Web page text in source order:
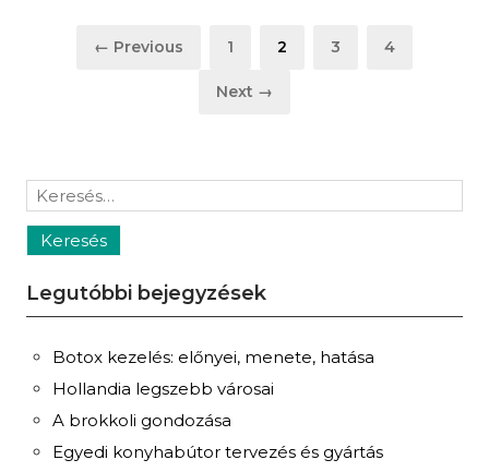
Bejegyzések
← Previous Page
1 Page
2 Page
3 Page
4
Next →
Keresés:
Legutóbbi bejegyzések
Botox kezelés: előnyei, menete, hatása
Hollandia legszebb városai
A brokkoli gondozása
Egyedi konyhabútor tervezés és gyártás